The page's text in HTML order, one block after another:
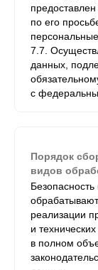
по его
7.7.
данных,
с
Порядок
видов
реализации
и
в полном